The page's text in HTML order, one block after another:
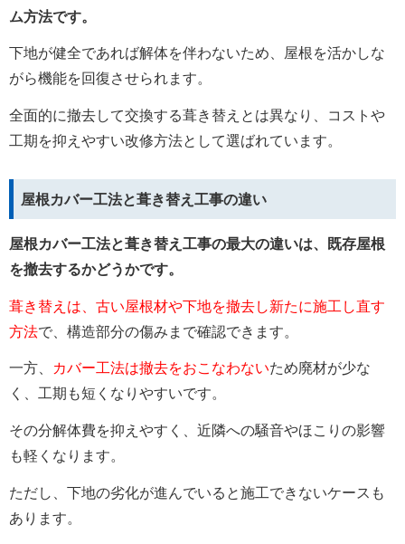
ム方法です。
下地が健全であれば解体を伴わないため、屋根を活かしな
がら機能を回復させられます。
全面的に撤去して交換する葺き替えとは異なり、コストや
工期を抑えやすい改修方法として選ばれています。
屋根カバー工法と葺き替え工事の違い
屋根カバー工法と葺き替え工事の最大の違いは、既存屋根
を撤去するかどうかです。
葺き替えは、古い屋根材や下地を撤去し新たに施工し直す
方法で、構造部分の傷みまで確認できます。
一方、 カバー工法は撤去をおこなわないため廃材が少な
く、工期も短くなりやすいです。
その分解体費を抑えやすく、近隣への騒音やほこりの影響
も軽くなります。
ただし、下地の劣化が進んでいると施工できないケースも
あります。